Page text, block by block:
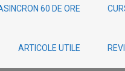
60 DE ORE
ARTICOLE UTILE